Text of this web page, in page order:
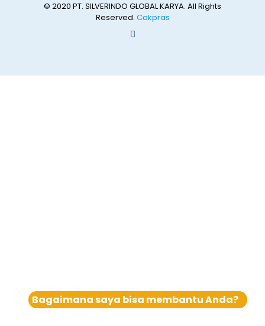
© 2020 PT. SILVERINDO GLOBAL KARYA. All Rights
Reserved. Cakpras
Bagaimana saya bisa membantu Anda?